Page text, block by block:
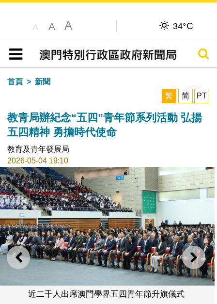
A A A 34°C
目錄
搜尋
首頁
新聞
繁
简 PT
教青局辦紀念“五四”青年節系列活動 弘揚
五四精神 勇擔時代使命
教育及青年發展局
2026-05-04 19:10
上一則 下一
近二千人出席澳門學界五四青年節升旗儀式